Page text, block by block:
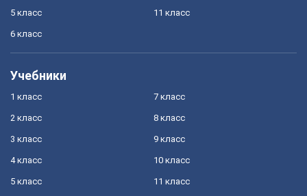
5 класс
6 класс
11 класс
Учебники
1 класс
2 класс
3 класс
4 класс
5 класс
7 класс
8 класс
9 класс
10 класс
11 класс